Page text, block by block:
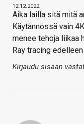
12.12.2022
Aika lailla sitä mitä
Käytännössä vain
menee tehoja liikaa
Ray tracing
Kirjaudu sisään